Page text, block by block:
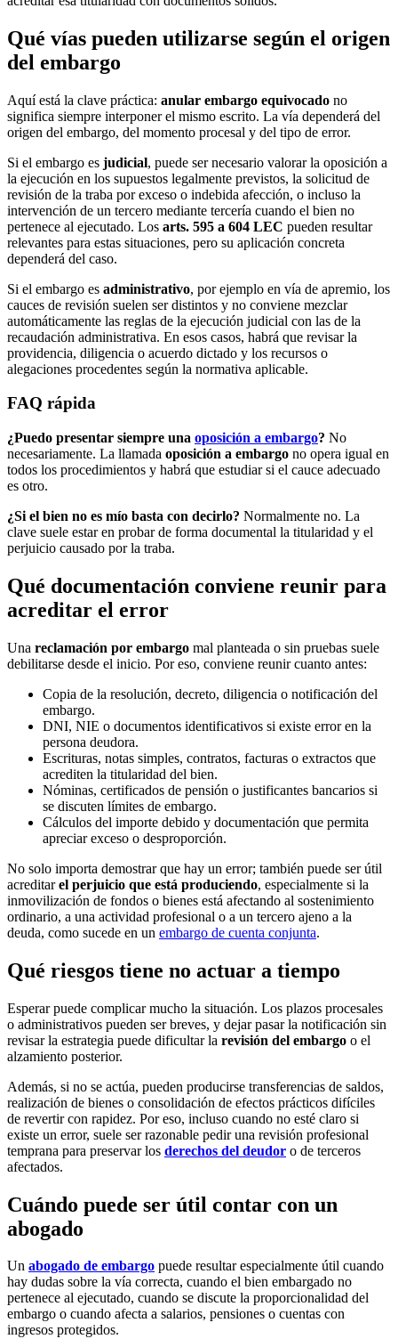
Qué vías pueden utilizarse según el origen
del embargo
Aquí está la clave práctica: anular embargo equivocado no
significa siempre interponer el mismo escrito. La vía dependerá del
origen del embargo, del momento procesal y del tipo de error.
Si el embargo es judicial, puede ser necesario valorar la oposición a
la ejecución en los supuestos legalmente previstos, la solicitud de
revisión de la traba por exceso o indebida afección, o incluso la
intervención de un tercero mediante tercería cuando el bien no
pertenece al ejecutado. Los arts. 595 a 604 LEC pueden resultar
relevantes para estas situaciones, pero su aplicación concreta
dependerá del caso.
Si el embargo es administrativo, por ejemplo en vía de apremio, los
cauces de revisión suelen ser distintos y no conviene mezclar
automáticamente las reglas de la ejecución judicial con las de la
recaudación administrativa. En esos casos, habrá que revisar la
providencia, diligencia o acuerdo dictado y los recursos o
alegaciones procedentes según la normativa aplicable.
FAQ rápida
¿Puedo presentar siempre una oposición a embargo? No
necesariamente. La llamada oposición a embargo no opera igual en
todos los procedimientos y habrá que estudiar si el cauce adecuado
es otro.
¿Si el bien no es mío basta con decirlo? Normalmente no. La
clave suele estar en probar de forma documental la titularidad y el
perjuicio causado por la traba.
Qué documentación conviene reunir para
acreditar el error
Una reclamación por embargo mal planteada o sin pruebas suele
debilitarse desde el inicio. Por eso, conviene reunir cuanto antes:
Copia de la resolución, decreto, diligencia o notificación del
embargo.
DNI, NIE o documentos identificativos si existe error en la
persona deudora.
Escrituras, notas simples, contratos, facturas o extractos que
acrediten la titularidad del bien.
Nóminas, certificados de pensión o justificantes bancarios si
se discuten límites de embargo.
Cálculos del importe debido y documentación que permita
apreciar exceso o desproporción.
No solo importa demostrar que hay un error; también puede ser útil
acreditarel perjuicio que está produciendo, especialmente si la
inmovilización de fondos o bienes está afectando al sostenimiento
ordinario, a una actividad profesional o a un tercero ajeno a la
deuda, como sucede en un embargo de cuenta conjunta.
Qué riesgos tiene no actuar a tiempo
Esperar puede complicar mucho la situación. Los plazos procesales
o administrativos pueden ser breves, y dejar pasar la notificación sin
revisar la estrategia puede dificultar la revisión del embargo o el
alzamiento posterior.
Además, si no se actúa, pueden producirse transferencias de saldos,
realización de bienes o consolidación de efectos prácticos difíciles
de revertir con rapidez. Por eso, incluso cuando no esté claro si
existe un error, suele ser razonable pedir una revisión profesional
temprana para preservar los derechos del deudor o de terceros
afectados.
Cuándo puede ser útil contar con un
abogado
Un abogado de embargo puede resultar especialmente útil cuando
hay dudas sobre la vía correcta, cuando el bien embargado no
pertenece al ejecutado, cuando se discute la proporcionalidad del
embargo o cuando afecta a salarios, pensiones o cuentas con
ingresos protegidos.